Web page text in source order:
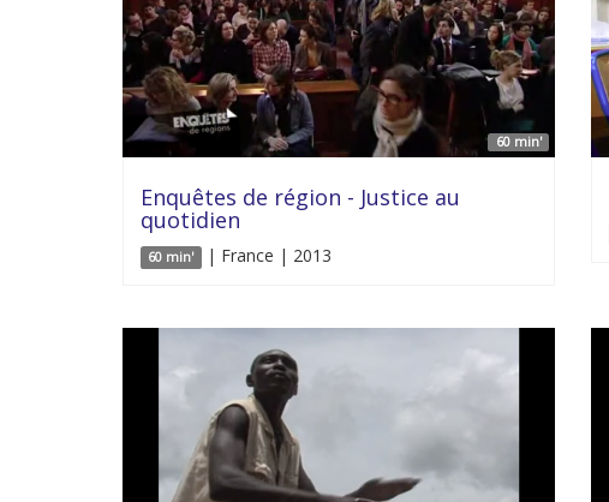
60 min'
Enquêtes de région - Justice au
quotidien
60 min' | France | 2013